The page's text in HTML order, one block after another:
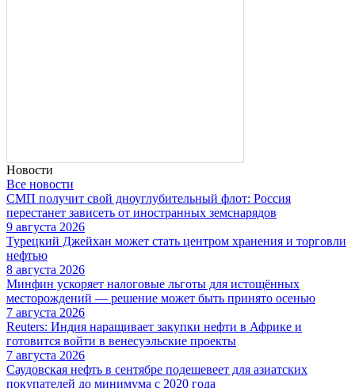
Новости
Все новости
СМП получит свой дноуглубительный флот: Россия
перестанет зависеть от иностранных земснарядов
9 августа 2026
Турецкий Джейхан может стать центром хранения и торговли
нефтью
8 августа 2026
Минфин ускоряет налоговые льготы для истощённых
месторождений — решение может быть принято осенью
7 августа 2026
Reuters: Индия наращивает закупки нефти в Африке и
готовится войти в венесуэльские проекты
7 августа 2026
Саудовская нефть в сентябре подешевеет для азиатских
покупателей до минимума с 2020 года